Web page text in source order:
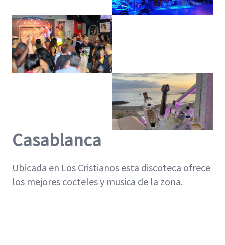
Casablanca
Ubicada en Los Cristianos esta discoteca ofrece
los mejores cocteles y musica de la zona.